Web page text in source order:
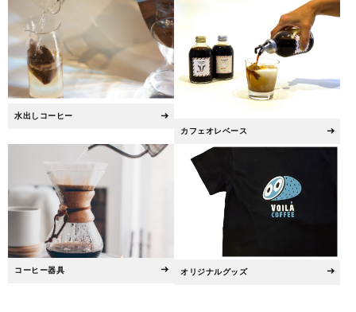
水出しコーヒー
カフェオレベース
コーヒー器具 オリジナルグッズ